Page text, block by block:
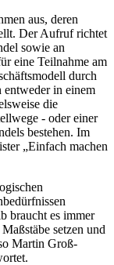
aus, deren
Der Aufruf richtet
sowie an
eine Teilnahme am
durch
entweder in einem
die
- oder einer
bestehen. Im
„Einfach machen
braucht es immer
setzen und
Martin Groß-